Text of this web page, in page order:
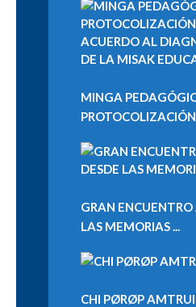
MINGA
PROTOCOLIZACIÓN
GRAN
LAS MEMORIAS ...
CHI PØRØP